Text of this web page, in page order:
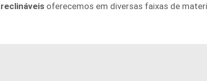
oferecemos em diversas faixas de